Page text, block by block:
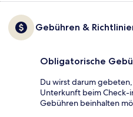
Gebühren &
Obligatorische
Du wirst darum
Unterkunft beim Check-
Gebühren beinhalten